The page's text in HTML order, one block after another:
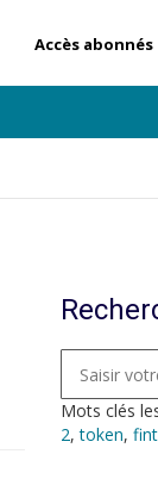
Accès abonnés
Mots clés
2,token,